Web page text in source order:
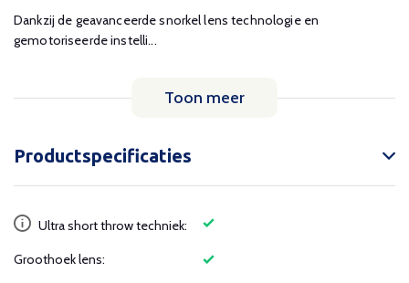
Dankzij de geavanceerde snorkel lens technologie en
gemotoriseerde instelli...
Toon meer
Productspecificaties
Ultra short throw techniek:
Groothoek lens: